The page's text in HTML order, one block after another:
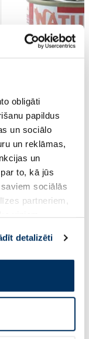
obligāti
papildus
un sociālo
un reklāmas,
un
to, kā jūs
sociālās
partneriem,
detalizēti
konservi kaķiem, 85
2.13 € 2.51 €
Standarta cena: 2.51 €
☀️